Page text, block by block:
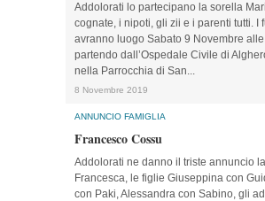
Addolorati lo partecipano la sorella
cognate, i nipoti, gli zii e i parenti tutti. I
avranno luogo Sabato 9 Novembre
partendo dall’Ospedale Civile di
nella Parrocchia di San...
8 Novembre 2019
ANNUNCIO FAMIGLIA
Francesco Cossu
Addolorati ne danno il triste annuncio
Francesca, le figlie Giuseppina con
con Paki, Alessandra con Sabino, gli